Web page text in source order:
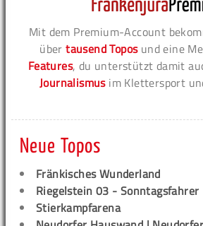
Mit dem Premium-Account
übertausend Toposund eine
Features, du unterstützt damit
Journalismusim Klettersport
Neue Topos
Fränkisches Wunderland
Riegelstein 03 - Sonntagsfahrer
Stierkampfarena